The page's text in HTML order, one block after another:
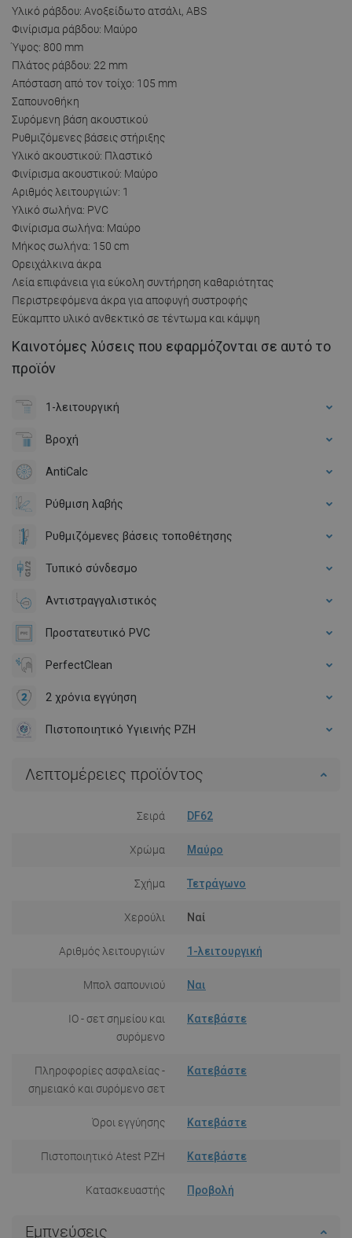
Υλικό ράβδου: Ανοξείδωτο ατσάλι, ABS
Φινίρισμα ράβδου: Μαύρο
Ύψος: 800 mm
Πλάτος ράβδου: 22 mm
Απόσταση από τον τοίχο: 105 mm
Σαπουνοθήκη
Συρόμενη βάση ακουστικού
Ρυθμιζόμενες βάσεις στήριξης
Υλικό ακουστικού: Πλαστικό
Φινίρισμα ακουστικού: Μαύρο
Αριθμός λειτουργιών: 1
Υλικό σωλήνα: PVC
Φινίρισμα σωλήνα: Μαύρο
Μήκος σωλήνα: 150 cm
Ορειχάλκινα άκρα
Λεία επιφάνεια για εύκολη συντήρηση καθαριότητας
Περιστρεφόμενα άκρα για αποφυγή συστροφής
Εύκαμπτο υλικό ανθεκτικό σε τέντωμα και κάμψη
Καινοτόμες λύσεις που εφαρμόζονται σε αυτό το
προϊόν
1-λειτουργική
Βροχή
AntiCalc
Ρύθμιση λαβής
Ρυθμιζόμενες βάσεις τοποθέτησης
Τυπικό σύνδεσμο
Αντιστραγγαλιστικός
Προστατευτικό PVC
PerfectClean
2 χρόνια εγγύηση
Πιστοποιητικό Υγιεινής PZH
Λεπτομέρειες προϊόντος
Σειρά DF62
Χρώμα Μαύρο
Σχήμα Τετράγωνο
Χερούλι Ναί
Αριθμός λειτουργιών 1-λειτουργική
Μπολ σαπουνιού Ναι
IO - σετ σημείου και
συρόμενο
Κατεβάστε
Πληροφορίες ασφαλείας -
σημειακό και συρόμενο σετ
Κατεβάστε
Όροι εγγύησης Κατεβάστε
Πιστοποιητικό Atest PZH Κατεβάστε
Κατασκευαστής Προβολή
Εμπνεύσεις